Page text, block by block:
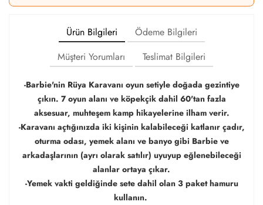
Ürün Bilgileri
Ödeme Bilgileri
Müşteri Yorumları
Teslimat Bilgileri
-Barbie'nin Rüya Karavanı oyun setiyle doğada gezintiye
çıkın. 7 oyun alanı ve köpekçik dahil 60'tan fazla
aksesuar, muhteşem kamp hikayelerine ilham verir.
-Karavanı açtığınızda iki kişinin kalabileceği katlanır çadır,
oturma odası, yemek alanı ve banyo gibi Barbie ve
arkadaşlarının (ayrı olarak satılır) uyuyup eğlenebileceği
alanlar ortaya çıkar.
-Yemek vakti geldiğinde sete dahil olan 3 paket hamuru
kullanın.